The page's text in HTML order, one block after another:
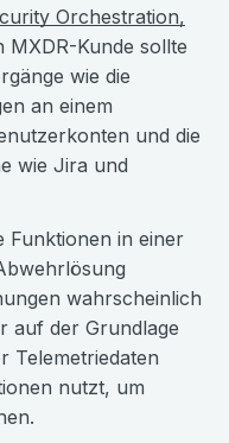
Orchestration,
MXDR-Kunde sollte
wie die
an einem
und die
wie Jira und
Funktionen in einer
wahrscheinlich
auf der Grundlage
Telemetriedaten
nutzt, um